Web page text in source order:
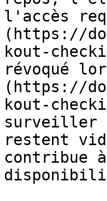
l'accès
(https://
kout-
révoqué
(https://
kout-
surveiller
restent
contribue